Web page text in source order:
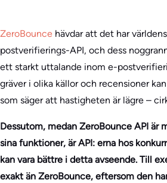
ZeroBounce hävdar att det har
postverifierings-API, och dess
ett starkt uttalande inom e-
gräver i olika källor och recensioner
som säger att hastigheten är lägre –
Dessutom, medan ZeroBounce API är
sina funktioner, är API: erna hos
kan vara bättre i detta avseende. Till
exakt än ZeroBounce, eftersom den